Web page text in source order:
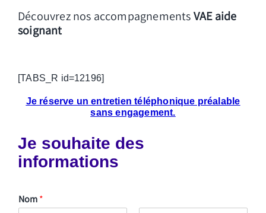
Découvrez nos accompagnementsVAE aide
soignant
[TABS_R id=12196]
Jeréserve un entretien téléphonique préalable
sans engagement.
Je souhaite des
informations
Nom*